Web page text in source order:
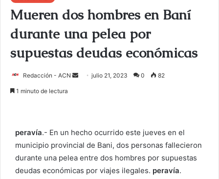
Mueren dos hombres en Baní
durante una pelea por
supuestas deudas económicas
Redacción - ACN
r
u
n
c
julio 21, 2023 0 82
1 minuto de lectura
peravía.- En un hecho ocurrido este jueves en el
municipio provincial de Bani, dos personas fallecieron
durante una pelea entre dos hombres por supuestas
deudas económicas por viajes ilegales. peravía.